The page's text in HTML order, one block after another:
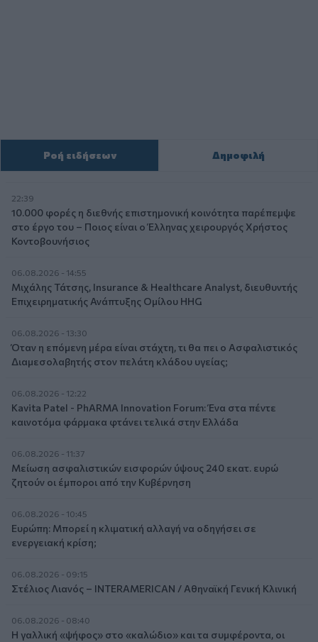
Ροή ειδήσεων Δημοφιλή
22:39
10.000 φορές η διεθνής επιστημονική κοινότητα παρέπεμψε
στο έργο του – Ποιος είναι ο Έλληνας χειρουργός Χρήστος
Κοντοβουνήσιος
06.08.2026 - 14:55
Μιχάλης Τάτσης, Insurance & Healthcare Analyst, διευθυντής
Επιχειρηματικής Ανάπτυξης Ομίλου HHG
06.08.2026 - 13:30
Όταν η επόμενη μέρα είναι στάχτη, τι θα πει ο Ασφαλιστικός
Διαμεσολαβητής στον πελάτη κλάδου υγείας;
06.08.2026 - 12:22
Kavita Patel - PhARMA Innovation Forum: Ένα στα πέντε
καινοτόμα φάρμακα φτάνει τελικά στην Ελλάδα
06.08.2026 - 11:37
Μείωση ασφαλιστικών εισφορών ύψους 240 εκατ. ευρώ
ζητούν οι έμποροι από την Κυβέρνηση
06.08.2026 - 10:45
Ευρώπη: Μπορεί η κλιματική αλλαγή να οδηγήσει σε
ενεργειακή κρίση;
06.08.2026 - 09:15
Στέλιος Λιανός – INTERAMERICAN / Αθηναϊκή Γενική Κλινική
06.08.2026 - 08:40
Η γαλλική «ψήφος» στο «καλώδιο» και τα συμφέροντα, οι